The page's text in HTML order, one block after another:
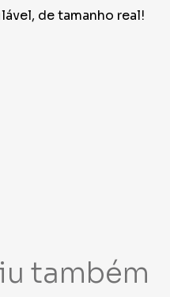
de tamanho real!
também